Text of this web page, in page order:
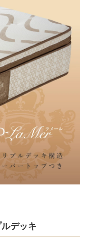
デッキ